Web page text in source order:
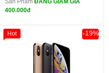
Sản Phẩm ĐANG GIẢM GIÁ
400.000đ
-19%
Hot